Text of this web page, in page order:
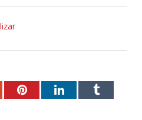
PinterestLinkedInTumblr